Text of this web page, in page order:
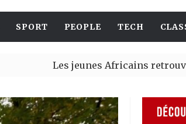
SPORT PEOPLE TECH
Les jeunes Africains retrouvent